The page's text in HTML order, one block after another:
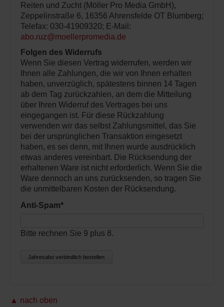
Reiten und Zucht (Möller Pro Media GmbH),
Zeppelinstraße 6, 16356 Ahrensfelde OT Blumberg;
Telefax: 030-41909320; E-Mail:
abo.ruz@moellerpromedia.de
Folgen des Widerrufs
Wenn Sie diesen Vertrag widerrufen, werden wir
Ihnen alle Zahlungen, die wir von Ihnen erhalten
haben, unverzüglich, spätestens binnen 14 Tagen
ab dem Tag zurückzahlen, an dem die Mitteilung
über Ihren Widerruf des Vertrages bei uns
eingegangen ist. Für diese Rückzahlung
verwenden wir das selbst Zahlungsmittel, das Sie
bei der ursprünglichen Transaktion eingesetzt
haben, es sei denn, mit Ihnen wurde ausdrücklich
etwas anderes vereinbart. Die Rücksendung der
erhaltenen Ware ist nicht erforderlich. Wenn Sie die
Ware dennoch an uns zurücksenden, so tragen Sie
die unmittelbaren Kosten der Rücksendung.
Anti-Spam*
Bitte rechnen Sie 9 plus 8.
Jahresabo verbindlich bestellen
▲ nach oben